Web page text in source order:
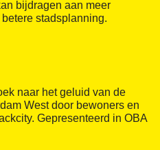
bijdragen aan meer
stadsplanning.
naar het geluid van de
West door bewoners en
Gepresenteerd in OBA